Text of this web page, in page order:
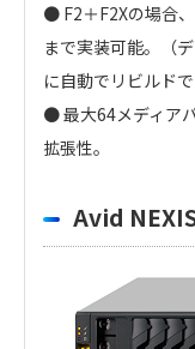
● F2＋F2Xの場合
まで実装可能。（
に自動でリビルドで
● 最大64メディア
拡張性。
Avid